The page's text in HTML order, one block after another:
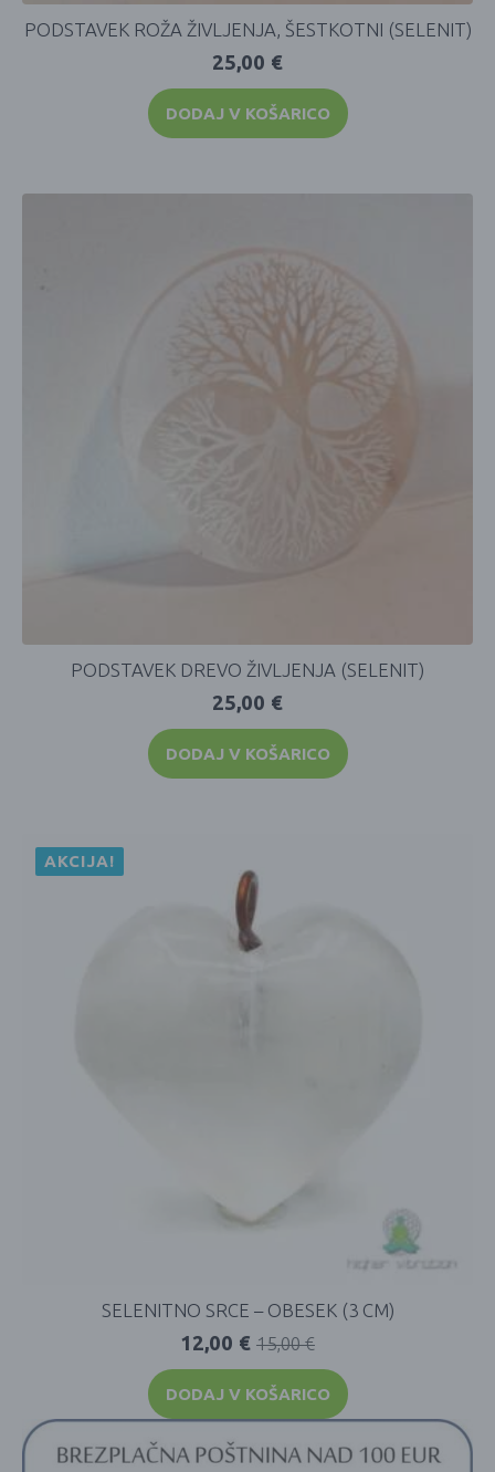
PODSTAVEK ROŽA ŽIVLJENJA, ŠESTKOTNI (SELENIT)
25,00 €
DODAJ V KOŠARICO
PODSTAVEK DREVO ŽIVLJENJA (SELENIT)
25,00 €
DODAJ V KOŠARICO
AKCIJA!
SELENITNO SRCE – OBESEK (3 CM)
15,00€
12,00 €
DODAJ V KOŠARICO